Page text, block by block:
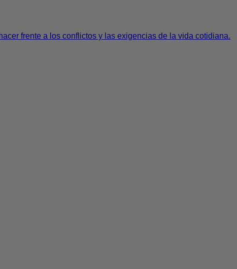
frente a los conflictos y las exigencias de la vida cotidiana.